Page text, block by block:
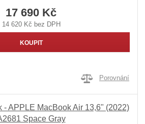
17 690 Kč
14 620 Kč bez DPH
KOUPIT
Porovnání
- APPLE MacBook Air 13,6" (2022)
Space Gray